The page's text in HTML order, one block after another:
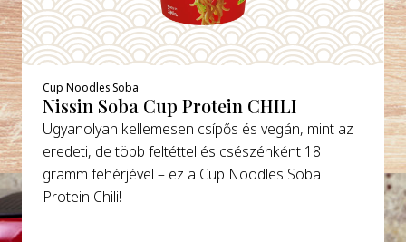
Cup Noodles Soba
Nissin Soba Cup Protein CHILI
Ugyanolyan kellemesen csípős és vegán, mint az
eredeti, de több feltéttel és csészénként 18
gramm fehérjével – ez a Cup Noodles Soba
Protein Chili!